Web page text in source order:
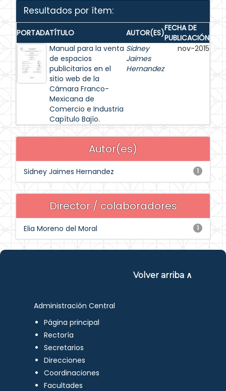
Resultados por ítem:
PORTADATÍTULO AUTOR(ES)FECHA DE
PUBLICACIÓN
Manual para la venta
de espacios
publicitarios en el
sitio web de la
Cámara Franco-
Mexicana de
Comercio e Industria
Capítulo Bajío.
Sidney
Jaimes
Hernandez
nov-2015
Autor(es)
1
Sidney Jaimes Hernandez
Director / colaboradores
1
Elia Moreno del Moral
Volver arriba ∧
Administración Central
Página principal
Rectoría
Secretarios
Direcciones
Coordinaciones
Facultades